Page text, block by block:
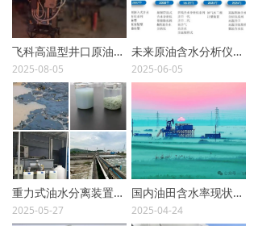
→ 仪表设备
→ 站控系统集成
→ 物联网模块
→ 工业自动化
客户服务
→ 应用案例
飞科高温型井口原油含水分析仪：为稠油开发注入精准计量新动能
2025-08-05
未来原油含水分析仪行业的新机遇：油田数字化转型与技术创新
2025-06-05
重力式油水分离装置的技术突破与智能化监测解决方案
2025-05-27
国内油田含水率现状揭秘：你的原油达标了吗？
2025-04-24